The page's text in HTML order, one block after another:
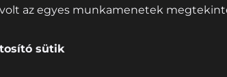
az egyes munkamenetek
sütik